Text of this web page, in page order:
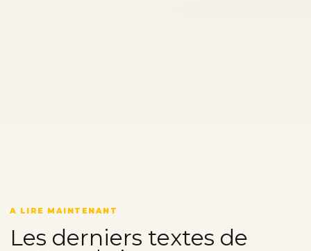
A LIRE MAINTENANT
Les derniers textes de